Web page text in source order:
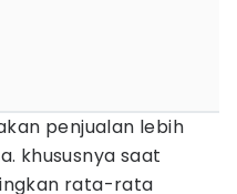
penjualan lebih
khususnya saat
rata-rata